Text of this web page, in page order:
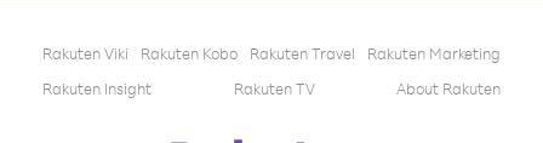
Rakuten Viki Rakuten Kobo Rakuten Travel
Rakuten Marketing
Rakuten Insight
Rakuten TV About Rakuten